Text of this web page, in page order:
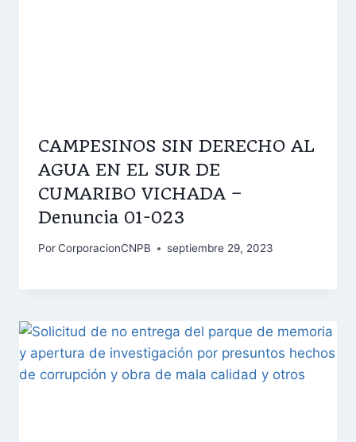
CAMPESINOS SIN DERECHO AL
AGUA EN EL SUR DE
CUMARIBO VICHADA –
Denuncia 01-023
PorCorporacionCNPB septiembre 29, 2023